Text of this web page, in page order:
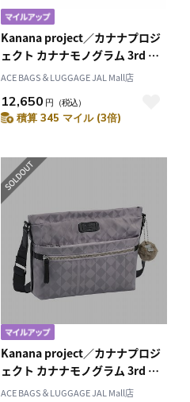
Kanana project／カナナプロジ
ェクト カナナモノグラム 3rd シ
ョルダーバッグ 11911
ACE BAGS＆LUGGAGE JAL Mall店
12,650 円 （税込）
積算 345 マイル (3倍)
Kanana project／カナナプロジ
ェクト カナナモノグラム 3rd シ
ョルダーバッグ 11911
ACE BAGS＆LUGGAGE JAL Mall店